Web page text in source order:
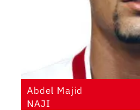
Abdel Majid
NAJI